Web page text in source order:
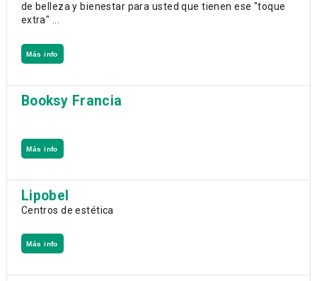
de belleza y bienestar para usted que tienen ese "toque
extra" ...
Más info
Booksy Francia
Más info
Lipobel
Centros de estética
Más info